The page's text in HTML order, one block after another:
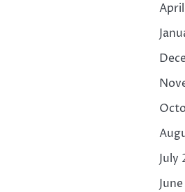
July